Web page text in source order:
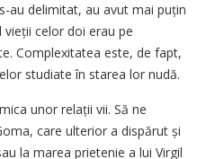
au delimitat, au avut mai puțin
celor doi erau pe
Complexitatea este, de fapt,
studiate în starea lor nudă.
unor relații vii. Să ne
care ulterior a dispărut și
la marea prietenie a lui Virgil